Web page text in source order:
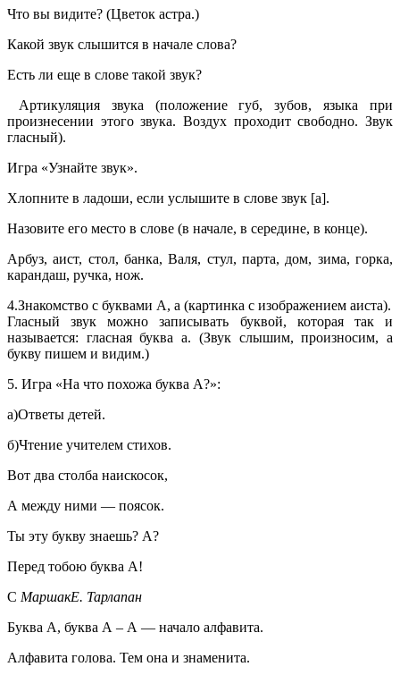
Что вы видите? (Цветок астра.)
Какой звук слышится в начале слова?
Есть ли еще в слове такой звук?
Артикуляция звука (положение губ, зубов, языка при
произнесении этого звука. Воздух проходит свободно. Звук
гласный).
Игра «Узнайте звук».
Хлопните в ладоши, если услышите в слове звук [а].
Назовите его место в слове (в начале, в середине, в конце).
Арбуз, аист, стол, банка, Валя, стул, парта, дом, зима, горка,
карандаш, ручка, нож.
4.Знакомство с буквами А, а (картинка с изображением аиста).
Гласный звук можно записывать буквой, которая так и
называется: гласная буква а. (Звук слышим, произносим, а
букву пишем и видим.)
5. Игра «На что похожа буква А?»:
а)Ответы детей.
б)Чтение учителем стихов.
Вот два столба наискосок,
А между ними — поясок.
Ты эту букву знаешь? А?
Перед тобою буква А!
С МаршакЕ. Тарлапан
Буква А, буква А – А — начало алфавита.
Алфавита голова. Тем она и знаменита.